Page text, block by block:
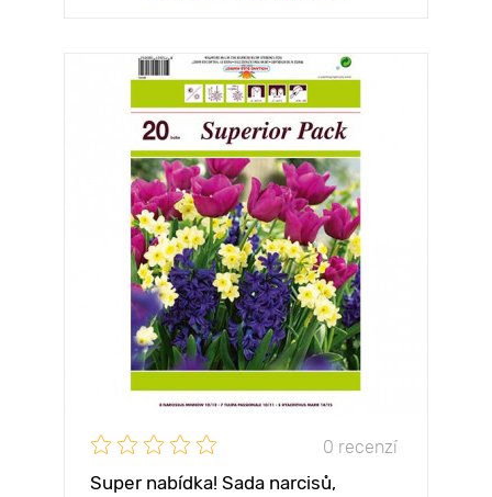
0 recenzí
Super nabídka! Sada narcisů,